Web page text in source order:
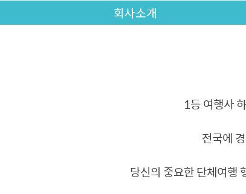
회사소개
1등 여행사
전국에
당신의 중요한 단체여행